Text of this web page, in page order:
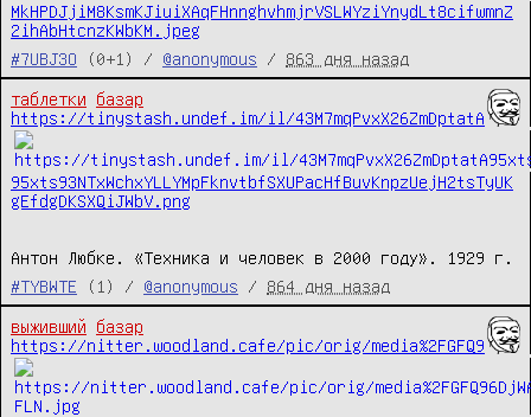
MkHPDJjiM8KsmKJiuiXAqFHnnghvhmjrVSLWYziYnydLt8cifwmnZ
2ihAbHtcnzKWbKM.jpeg
#7UBJ3O
(0+1) / @anonymous / 863 дня назад
таблетки
базар
https://tinystash.undef.im/il/43M7mqPvxX26ZmDptatA
95xts93NTxWchxYLLYMpFknvtbfSXUPacHfBuvKnpzUejH2tsTyUK
gEfdgDKSXQiJWbV.png
Антон Любке. «Техника и человек в 2000 году». 1929 г.
#TYBWTE
(1) / @anonymous / 864 дня назад
выживший
базар
https://nitter.woodland.cafe/pic/orig/media%2FGFQ9